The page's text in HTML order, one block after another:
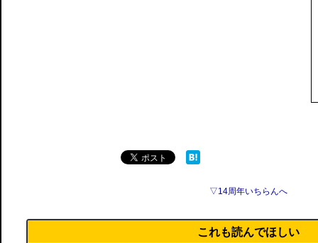
▽14周年いちらんへ
これも読んでほしい